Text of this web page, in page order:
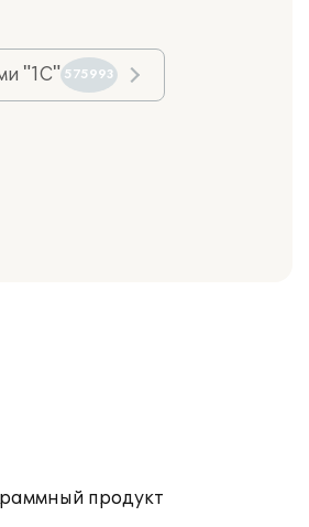
"1С" 575993
продукт